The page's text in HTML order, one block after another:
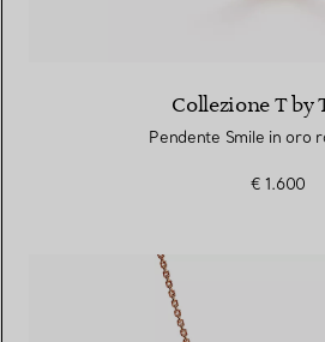
Collezione T by
Pendente Smile in oro
€ 1.600